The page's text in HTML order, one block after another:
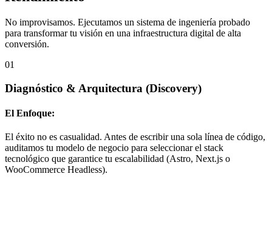
No improvisamos. Ejecutamos un sistema de ingeniería probado
para transformar tu visión en una infraestructura digital de alta
conversión.
01
Diagnóstico & Arquitectura (Discovery)
El Enfoque:
El éxito no es casualidad. Antes de escribir una sola línea de código,
auditamos tu modelo de negocio para seleccionar el stack
tecnológico que garantice tu escalabilidad (Astro, Next.js o
WooCommerce Headless).